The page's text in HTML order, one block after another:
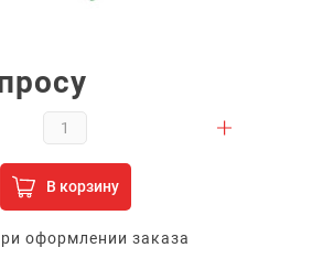
В корзину
оформлении заказа